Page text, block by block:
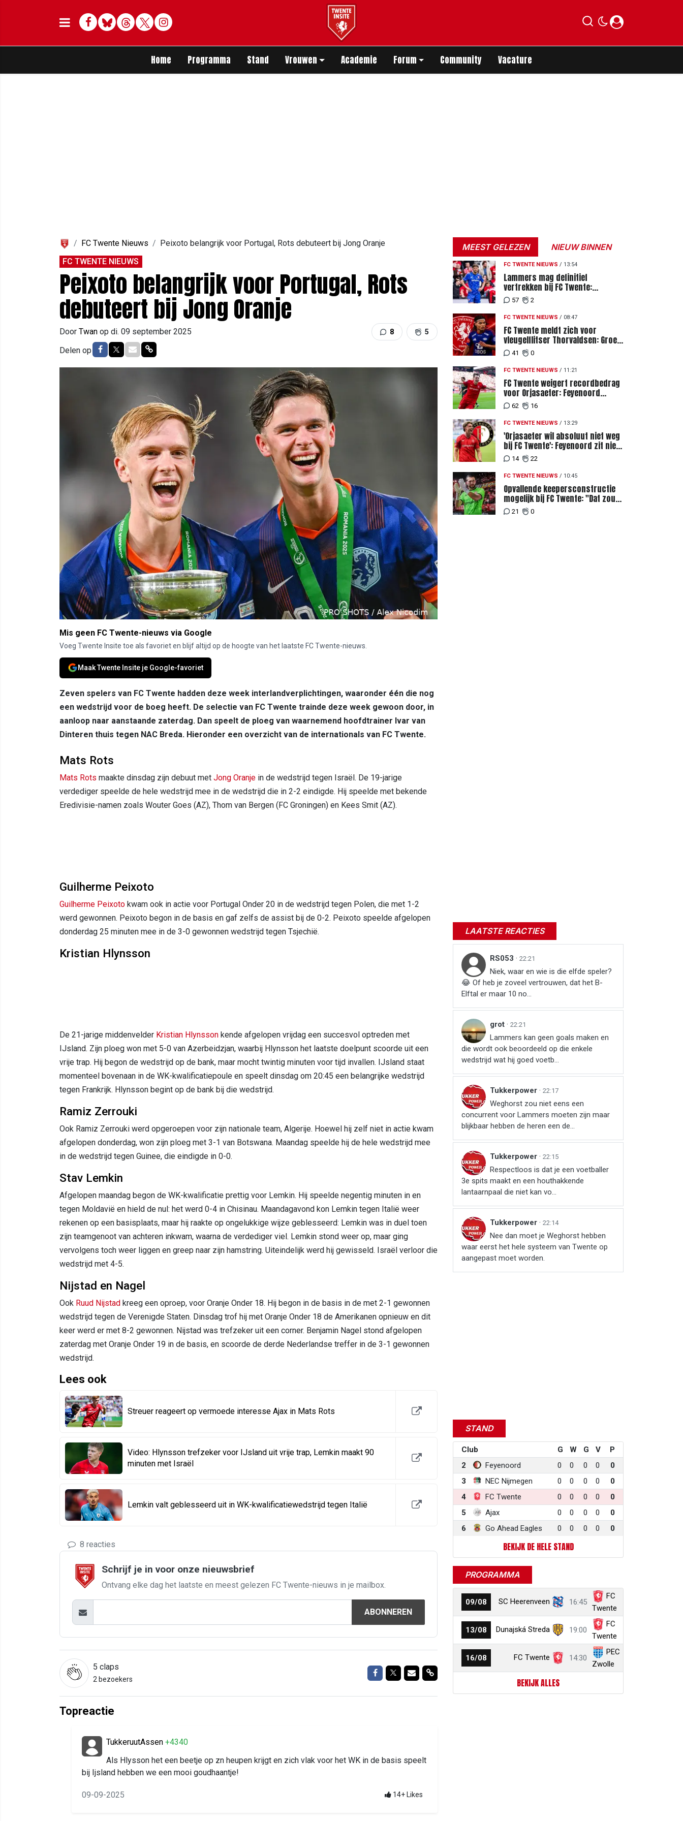
Facebook
BlueskyThreadsTwitterDelen op Whatsapp
Home Programma Stand Vrouwen Academie Forum Community Vacature
FC Twente Nieuws
Peixoto belangrijk voor Portugal, Rots debuteert bij Jong Oranje
FC TWENTE NIEUWS
Peixoto belangrijk voor Portugal, Rots
debuteert bij Jong Oranje
Door Twan op di. 09 september 2025 8 5
Delen op Delen op Facebook
Delen op Twitter
Delen via Mail
Delen via link
Mis geen FC Twente-nieuws via Google
Voeg Twente Insite toe als favoriet en blijf altijd op de hoogte van het laatste FC Twente-nieuws.
Maak Twente Insite je Google-favoriet
Zeven spelers van FC Twente hadden deze week interlandverplichtingen, waaronder één die nog
een wedstrijd voor de boeg heeft. De selectie van FC Twente trainde deze week gewoon door, in
aanloop naar aanstaande zaterdag. Dan speelt de ploeg van waarnemend hoofdtrainer Ivar van
Dinteren thuis tegen NAC Breda. Hieronder een overzicht van de internationals van FC Twente.
Mats Rots
Mats Rots maakte dinsdag zijn debuut met Jong Oranje in de wedstrijd tegen Israël. De 19-jarige
verdediger speelde de hele wedstrijd mee in de wedstrijd die in 2-2 eindigde. Hij speelde met bekende
Eredivisie-namen zoals Wouter Goes (AZ), Thom van Bergen (FC Groningen) en Kees Smit (AZ).
Guilherme Peixoto
Guilherme Peixoto kwam ook in actie voor Portugal Onder 20 in de wedstrijd tegen Polen, die met 1-2
werd gewonnen. Peixoto begon in de basis en gaf zelfs de assist bij de 0-2. Peixoto speelde afgelopen
donderdag 25 minuten mee in de 3-0 gewonnen wedstrijd tegen Tsjechië.
Kristian Hlynsson
De 21-jarige middenvelder Kristian Hlynsson kende afgelopen vrijdag een succesvol optreden met
IJsland. Zijn ploeg won met 5-0 van Azerbeidzjan, waarbij Hlynsson het laatste doelpunt scoorde uit een
vrije trap. Hij begon de wedstrijd op de bank, maar mocht twintig minuten voor tijd invallen. IJsland staat
momenteel bovenaan in de WK-kwalificatiepoule en speelt dinsdag om 20:45 een belangrijke wedstrijd
tegen Frankrijk. Hlynsson begint op de bank bij die wedstrijd.
Ramiz Zerrouki
Ook Ramiz Zerrouki werd opgeroepen voor zijn nationale team, Algerije. Hoewel hij zelf niet in actie kwam
afgelopen donderdag, won zijn ploeg met 3-1 van Botswana. Maandag speelde hij de hele wedstrijd mee
in de wedstrijd tegen Guinee, die eindigde in 0-0.
Stav Lemkin
Afgelopen maandag begon de WK-kwalificatie prettig voor Lemkin. Hij speelde negentig minuten in en
tegen Moldavië en hield de nul: het werd 0-4 in Chisinau. Maandagavond kon Lemkin tegen Italië weer
rekenen op een basisplaats, maar hij raakte op ongelukkige wijze geblesseerd: Lemkin was in duel toen
zijn teamgenoot van achteren inkwam, waarna de verdediger viel. Lemkin stond weer op, maar ging
vervolgens toch weer liggen en greep naar zijn hamstring. Uiteindelijk werd hij gewisseld. Israël verloor die
wedstrijd met 4-5.
Nijstad en Nagel
Ook Ruud Nijstad kreeg een oproep, voor Oranje Onder 18. Hij begon in de basis in de met 2-1 gewonnen
wedstrijd tegen de Verenigde Staten. Dinsdag trof hij met Oranje Onder 18 de Amerikanen opnieuw en dit
keer werd er met 8-2 gewonnen. Nijstad was trefzeker uit een corner. Benjamin Nagel stond afgelopen
zaterdag met Oranje Onder 19 in de basis, en scoorde de derde Nederlandse treffer in de 3-1 gewonnen
wedstrijd.
Lees ook
Streuer reageert op vermoede interesse Ajax in Mats Rots
Video: Hlynsson trefzeker voor IJsland uit vrije trap, Lemkin maakt 90
minuten met Israël
Lemkin valt geblesseerd uit in WK-kwalificatiewedstrijd tegen Italië
8 reacties
Schrijf je in voor onze nieuwsbrief
Ontvang elke dag het laatste en meest gelezen FC Twente-nieuws in je mailbox.
ABONNEREN
5 claps
2 bezoekers
Delen op Facebook
Delen op Twitter
Delen via Mail
Delen link
Topreactie
TukkeruutAssen +4340
Als Hlysson het een beetje op zn heupen krijgt en zich vlak voor het WK in de basis speelt
bij Ijsland hebben we een mooi goudhaantje!
09-09-2025 14+ Likes
MEEST GELEZEN NIEUW BINNEN
FC TWENTE NIEUWS / 13:54
Lammers mag definitief
vertrekken bij FC Twente:
zaakwaarnemer krijgt deadline
vanwege komst vervanger
57 2
FC TWENTE NIEUWS / 08:47
FC Twente meldt zich voor
vleugelflitser Thorvaldsen: Groen
licht voor miljoenenbod
41 0
FC TWENTE NIEUWS / 11:21
FC Twente weigert recordbedrag
voor Orjasaeter: Feyenoord
genoemd na megabod
62 16
FC TWENTE NIEUWS / 13:29
'Orjasaeter wil absoluut niet weg
bij FC Twente': Feyenoord zit niet
achter recordbod
14 22
FC TWENTE NIEUWS / 10:45
Opvallende keepersconstructie
mogelijk bij FC Twente: "Dat zou
eigenlijk best kunnen"
21 0
LAATSTE REACTIES
RS053 · 22:21
Niek, waar en wie is die elfde speler?
😂 Of heb je zoveel vertrouwen, dat het B-
Elftal er maar 10 no...
grot · 22:21
Lammers kan geen goals maken en
die wordt ook beoordeeld op die enkele
wedstrijd wat hij goed voetb...
Tukkerpower · 22:17
Weghorst zou niet eens een
concurrent voor Lammers moeten zijn maar
blijkbaar hebben de heren een de...
Tukkerpower · 22:15
Respectloos is dat je een voetballer
3e spits maakt en een houthakkende
lantaarnpaal die niet kan vo...
Tukkerpower · 22:14
Nee dan moet je Weghorst hebben
waar eerst het hele systeem van Twente op
aangepast moet worden.
STAND
Club G W G V
P
2
Feyenoord 0 0 0 0
0
3
NEC Nijmegen 0 0 0 0
0
4
FC Twente 0 0 0 0
0
5
Ajax 0 0 0 0
0
6
Go Ahead Eagles 0 0 0 0 0
BEKIJK DE HELE STAND
PROGRAMMA
09/08 SC Heerenveen 16:45
FC
Twente
13/08 Dunajská Streda 19:00
FC
Twente
16/08 FC Twente 14:30
PEC
Zwolle
BEKIJK ALLES